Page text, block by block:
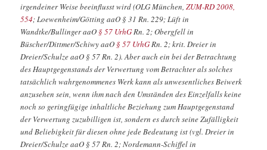
irgendeiner Weise beeinflusst wird (OLG München,ZUM-RD 2008,
554; Loewenheim/Götting aaO § 31 Rn. 229; Lüft in
Wandtke/Bullinger aaO § 57 UrhGRn. 2; Obergfell in
Büscher/Dittmer/Schiwy aaO § 57 UrhGRn. 2; krit. Dreier in
Dreier/Schulze aaO § 57 Rn. 2). Aber auch ein bei der Betrachtung
des Hauptgegenstands der Verwertung vom Betrachter als solches
tatsächlich wahrgenommenes Werk kann als unwesentliches Beiwerk
anzusehen sein, wenn ihm nach den Umständen des Einzelfalls keine
noch so geringfügige inhaltliche Beziehung zum Hauptgegenstand
der Verwertung zuzubilligen ist, sondern es durch seine Zufälligkeit
und Beliebigkeit für diesen ohne jede Bedeutung ist (vgl. Dreier in
Dreier/Schulze aaO § 57 Rn. 2; Nordemann-Schiffel in